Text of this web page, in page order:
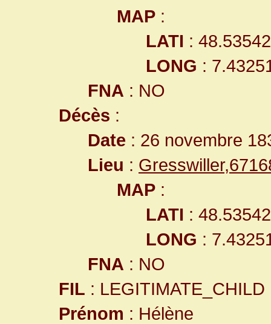
MAP :
LATI :
LONG :
FNA : NO
Décès :
Date : 26 novembre
Lieu :
MAP :
LATI :
LONG :
FNA : NO
FIL : LEGITIMATE_CHILD
Prénom : Hélène